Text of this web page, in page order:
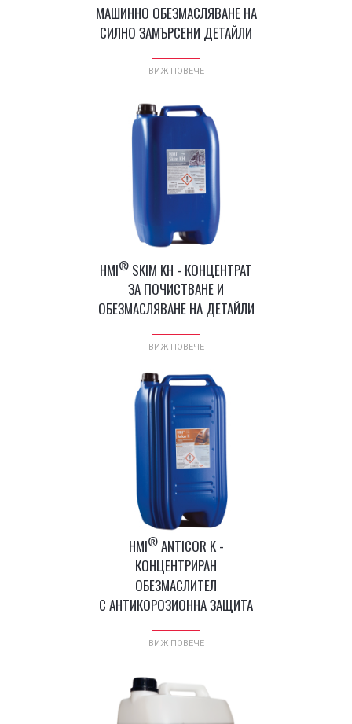
МАШИННО ОБЕЗМАСЛЯВАНЕ НА
СИЛНО ЗАМЪРСЕНИ ДЕТАЙЛИ
ВИЖ ПОВЕЧЕ
HMI® SKIM KH - КОНЦЕНТРАТ
ЗA ПОЧИСТВАНЕ И
ОБЕЗМАСЛЯВАНЕ НА ДЕТАЙЛИ
ВИЖ ПОВЕЧЕ
HMI®ANTICOR K -
КОНЦЕНТРИРАН
ОБЕЗМАСЛИТЕЛ
С АНТИКОРОЗИОННА ЗАЩИТА
ВИЖ ПОВЕЧЕ